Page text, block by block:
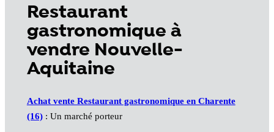
Restaurant
gastronomique à
vendre Nouvelle-
Aquitaine
Achat vente Restaurant gastronomique en Charente
(16): Un marché porteur